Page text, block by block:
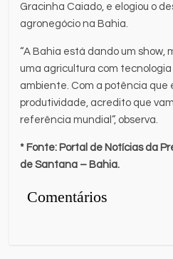
Gracinha Caiado, e elogiou o
agronegócio na Bahia.
“A Bahia está dando um show,
uma agricultura com
ambiente. Com a potência que
produtividade, acredito que
referência mundial”, observa.
* Fonte: Portal de Notícias da
de Santana – Bahia.
Comentários